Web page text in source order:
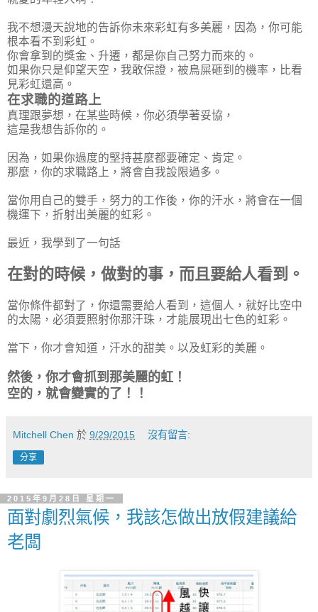
我不想漫天說地的告訴你未來彩虹有多美麗，因為，你可能
根本看不到彩虹。
你會拿到的獎金、升遷，都是你自己努力而來的。
如果你只是仰望天空，我敢保證，被鳥屎砸到的機率，比看
見彩虹還高。
在求職的道路上
真理跟夢想，在某些時候，你必須學著妥協，
這是我想告訴你的。
因為，如果你過度的堅持甚麼都要確定、肯定。
那麼，你的求職路上，將會自我設限過多。
當你用自己的雙手，努力的工作後，你的汗水，將會在一個
機運下，折射出美麗的虹彩。
最近，我學到了一句話
在對的時候，做對的事，而且要給人看到。
當你條件都對了，你還需要給人看到，這個人，就好比空中
的太陽，必須要照射你那汗珠，才能展現出七色的虹彩。
當下，你才會知道，汗水的甜美。以及虹彩的美麗。
然後，你才會抓到那美麗的虹！
空的，就會變實的了！！
Mitchell Chen 於 9/29/2015 沒有留言:
分享
2015年9月28日 星期一
面對劇烈氣候，我該怎做出放假建議給
老闆